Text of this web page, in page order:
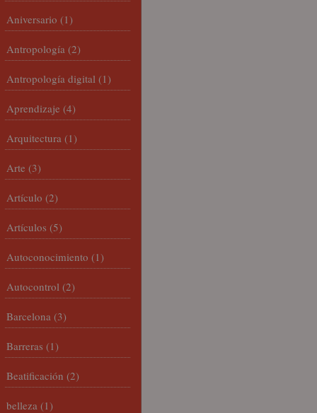
Aniversario (1)
Antropología (2)
Antropología digital (1)
Aprendizaje (4)
Arquitectura (1)
Arte (3)
Artículo (2)
Artículos (5)
Autoconocimiento (1)
Autocontrol (2)
Barcelona (3)
Barreras (1)
Beatificación (2)
belleza (1)